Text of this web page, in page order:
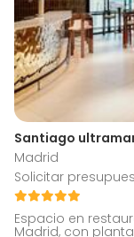
Santiago
Madrid
Solicitar
Espacio en
Madrid, con